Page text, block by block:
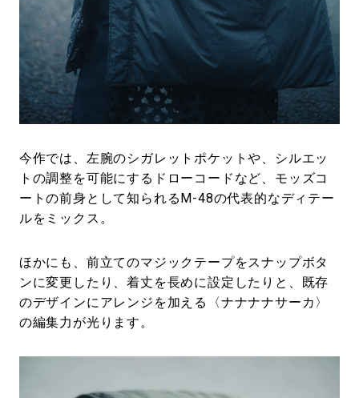
今作では、左腕のシガレットポケットや、シルエッ
トの調整を可能にするドローコードなど、モッズコ
ートの前身として知られるM-48の代表的なディテー
ルをミックス。
ほかにも、前立てのマジックテープをスナップボタ
ンに変更したり、着丈を長めに設定したりと、既存
のデザインにアレンジを加える〈ナナナナサーカ〉
の編集力が光ります。